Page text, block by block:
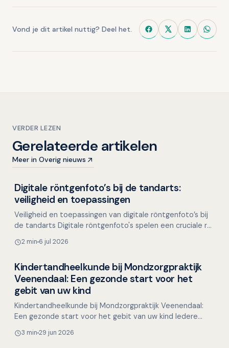
Vond je dit artikel nuttig? Deel het.
VERDER LEZEN
Gerelateerde artikelen
Meer in Overig nieuws
Overig nieuws
Digitale röntgenfoto’s bij de tandarts:
veiligheid en toepassingen
Veiligheid en toepassingen van digitale röntgenfoto’s bij
de tandarts Digitale röntgenfoto's spelen een cruciale rol
2 min 6 jul 2026
Overig nieuws
Kindertandheelkunde bij Mondzorgpraktijk
Veenendaal: Een gezonde start voor het
gebit van uw kind
Kindertandheelkunde bij Mondzorgpraktijk Veenendaal:
Een gezonde start voor het gebit van uw kind Iedere
3 min 29 jun 2026